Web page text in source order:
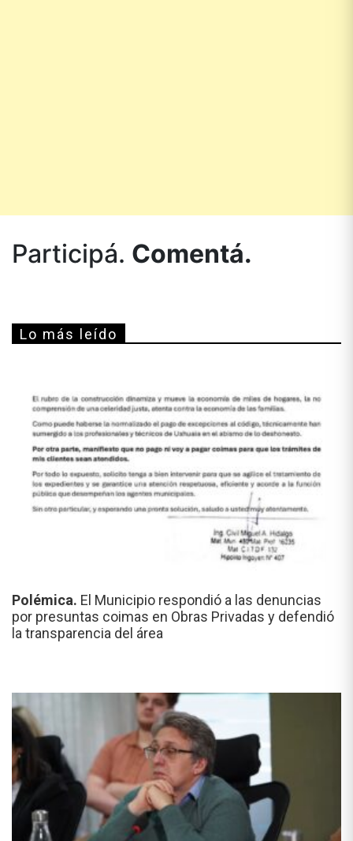
Participá. Comentá.
Lo más leído
Polémica. El Municipio respondió a las denuncias
por presuntas coimas en Obras Privadas y defendió
la transparencia del área